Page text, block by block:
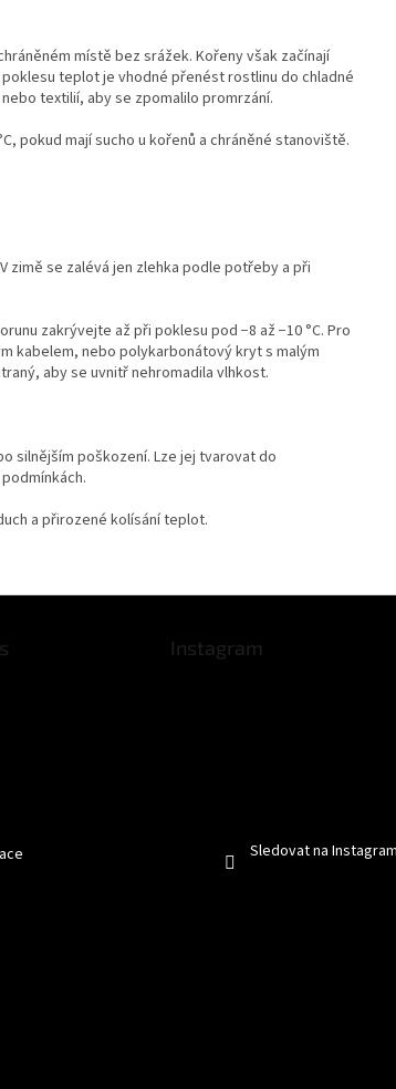
místě bez srážek. Kořeny však začínají
teplot je vhodné přenést rostlinu do chladné
textilií, aby se zpomalilo promrzání.
pokud mají sucho u kořenů a chráněné stanoviště.
zimě se zalévá jen zlehka podle potřeby a při
zakrývejte až při poklesu pod −8 až −10 °C. Pro
kabelem, nebo polykarbonátový kryt s malým
aby se uvnitř nehromadila vlhkost.
silnějším poškození. Lze jej tvarovat do
a přirozené kolísání teplot.
Instagram
Sledovat na